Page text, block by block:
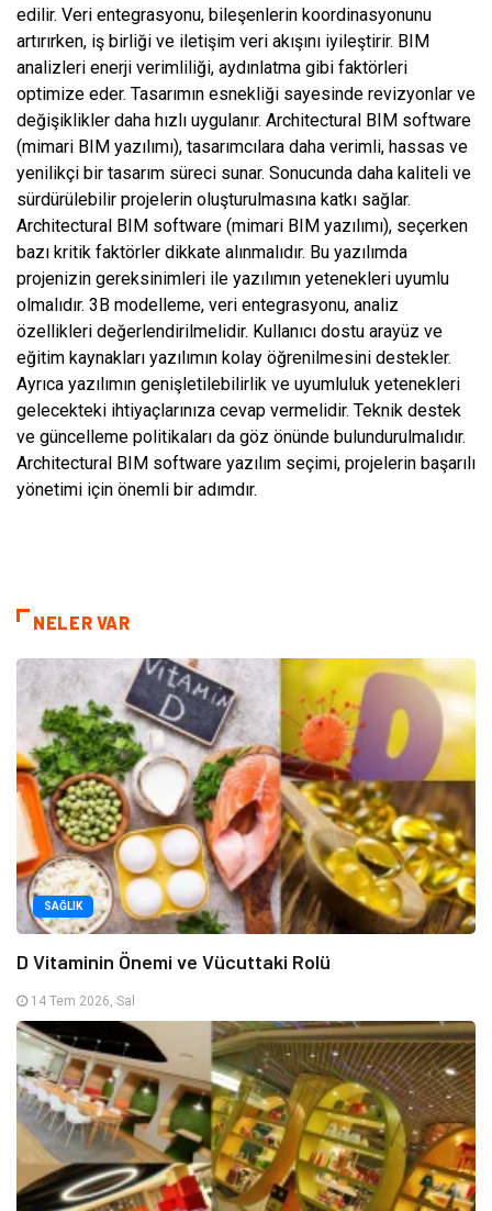
edilir. Veri entegrasyonu, bileşenlerin koordinasyonunu
artırırken, iş birliği ve iletişim veri akışını iyileştirir. BIM
analizleri enerji verimliliği, aydınlatma gibi faktörleri
optimize eder. Tasarımın esnekliği sayesinde revizyonlar ve
değişiklikler daha hızlı uygulanır. Architectural BIM software
(mimari BIM yazılımı), tasarımcılara daha verimli, hassas ve
yenilikçi bir tasarım süreci sunar. Sonucunda daha kaliteli ve
sürdürülebilir projelerin oluşturulmasına katkı sağlar.
Architectural BIM software (mimari BIM yazılımı), seçerken
bazı kritik faktörler dikkate alınmalıdır. Bu yazılımda
projenizin gereksinimleri ile yazılımın yetenekleri uyumlu
olmalıdır. 3B modelleme, veri entegrasyonu, analiz
özellikleri değerlendirilmelidir. Kullanıcı dostu arayüz ve
eğitim kaynakları yazılımın kolay öğrenilmesini destekler.
Ayrıca yazılımın genişletilebilirlik ve uyumluluk yetenekleri
gelecekteki ihtiyaçlarınıza cevap vermelidir. Teknik destek
ve güncelleme politikaları da göz önünde bulundurulmalıdır.
Architectural BIM software yazılım seçimi, projelerin başarılı
yönetimi için önemli bir adımdır.
NELER VAR
SAĞLIK
D Vitaminin Önemi ve Vücuttaki Rolü
14 Tem 2026, Sal